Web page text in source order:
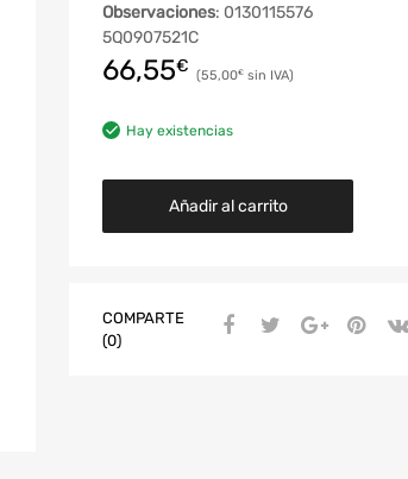
Observaciones: 0130115576
5Q0907521C
66,55€ 55,00€
Hay existencias
Añadir al carrito
COMPARTE
(0)